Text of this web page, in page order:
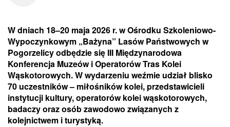
W dniach 18–20 maja 2026 r. w Ośrodku Szkoleniowo-
Wypoczynkowym „Bażyna” Lasów Państwowych w
Pogorzelicy odbędzie się III Międzynarodowa
Konferencja Muzeów i Operatorów Tras Kolei
Wąskotorowych. W wydarzeniu weźmie udział blisko
70 uczestników – miłośników kolei, przedstawicieli
instytucji kultury, operatorów kolei wąskotorowych,
badaczy oraz osób zawodowo związanych z
kolejnictwem i turystyką.